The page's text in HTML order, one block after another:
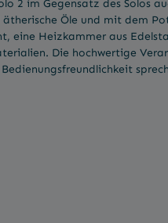
2 im Gegensatz des Solos
Öle und mit dem
Heizkammer aus
Die hochwertige